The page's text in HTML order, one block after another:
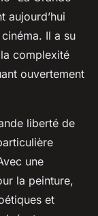
aujourd’hui
Il a su
complexité
ouvertement
liberté de
une
la peinture,
et